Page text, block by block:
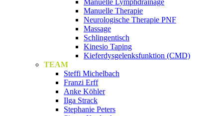
Manuelle Lymphdrainage
Manuelle Therapie
Neurologische Therapie PNF
Massage
Schlingentisch
Kinesio Taping
Kieferdysgelenksfunktion (CMD)
TEAM
Steffi Michelbach
Franzi Erff
Anke Köhler
Ilga Strack
Stephanie Peters